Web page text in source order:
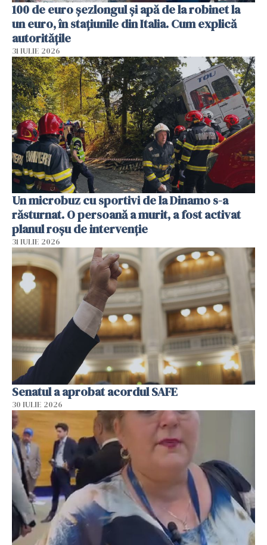
100 de euro șezlongul și apă de la robinet la
un euro, în stațiunile din Italia. Cum explică
autoritățile
31 IULIE 2026
Un microbuz cu sportivi de la Dinamo s-a
răsturnat. O persoană a murit, a fost activat
planul roșu de intervenție
31 IULIE 2026
Senatul a aprobat acordul SAFE
30 IULIE 2026